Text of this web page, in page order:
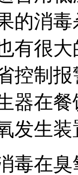
的消
有很大
控制报
器在
发生
毒在臭